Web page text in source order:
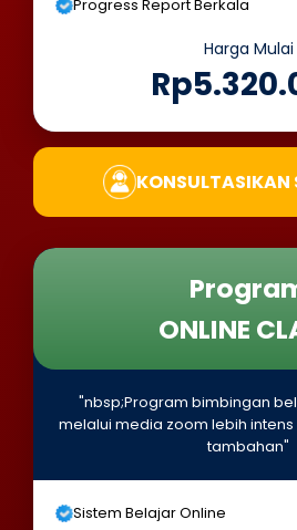
Progress Report Berkala
Harga Mulai
KONSULTASIKAN
ONLINE
"nbsp;Program bimbingan
melalui media zoom lebih
tambahan"
Sistem Belajar Online